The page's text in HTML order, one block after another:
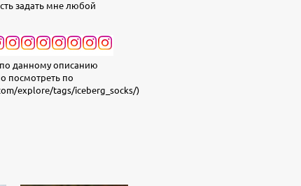
задать мне любой
данному описанию
посмотреть по
explore/tags/iceberg_socks/)